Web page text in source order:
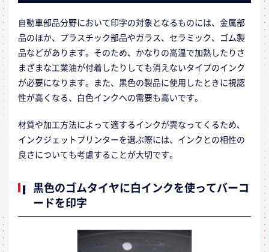
自動車部品分野において印字の対象となるものには、金属部
品のほか、プラスチック部品やガラス、セラミック、ゴム製
品などがあります。そのため、かなりの高温で加熱したりさ
まざまな工業油が付着したりしても消えないタイプのインク
が必要になります。また、黒色の製品に使用したときに視認
性が高くなる、白色インクへの需要も高いです。
材質や加工方法によって適するインクが異なってくるため、
インクジェットプリンターを選ぶ際には、インクとの相性の
良さについても考慮することが大切です。
黒色のゴムタイヤに白インクを使ってバーコ
ードを印字